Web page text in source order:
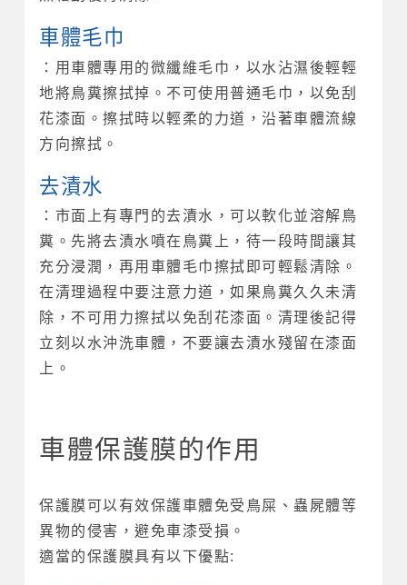
車體毛巾
：用車體專用的微纖維毛巾，以水沾濕後輕輕
地將鳥糞擦拭掉。不可使用普通毛巾，以免刮
花漆面。擦拭時以輕柔的力道，沿著車體流線
方向擦拭。
去漬水
：市面上有專門的去漬水，可以軟化並溶解鳥
糞。先將去漬水噴在鳥糞上，待一段時間讓其
充分浸潤，再用車體毛巾擦拭即可輕鬆清除。
在清理過程中要注意力道，如果鳥糞久久未清
除，不可用力擦拭以免刮花漆面。清理後記得
立刻以水沖洗車體，不要讓去漬水殘留在漆面
上。
車體保護膜的作用
保護膜可以有效保護車體免受鳥屎、蟲屍體等
異物的侵害，避免車漆受損。
適當的保護膜具有以下優點: